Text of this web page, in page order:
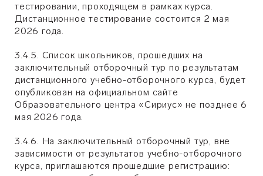
тестировании, проходящем в рамках курса.
Дистанционное тестирование состоится 2 мая
2026 года.
3.4.5. Список школьников, прошедших на
заключительный отборочный тур по результатам
дистанционного учебно-отборочного курса, будет
опубликован на официальном сайте
Образовательного центра «Сириус» не позднее 6
мая 2026 года.
3.4.6. На заключительный отборочный тур, вне
зависимости от результатов учебно-отборочного
курса, приглашаются прошедшие регистрацию: